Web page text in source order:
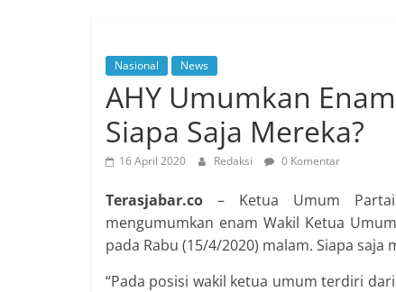
Nasional News
AHY Umumkan
Siapa Saja Mereka?
16 April 2020 Redaksi 0 Komentar
Terasjabar.co – Ketua Umum
mengumumkan enam Wakil Ketua
pada Rabu (15/4/2020) malam. Siapa saja
“Pada posisi wakil ketua umum terdiri